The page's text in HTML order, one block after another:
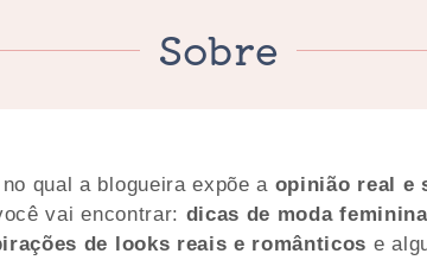
Sobre
qual a blogueira expõe a opinião real e
vai encontrar: dicas de moda feminina
de looks reais e românticos e